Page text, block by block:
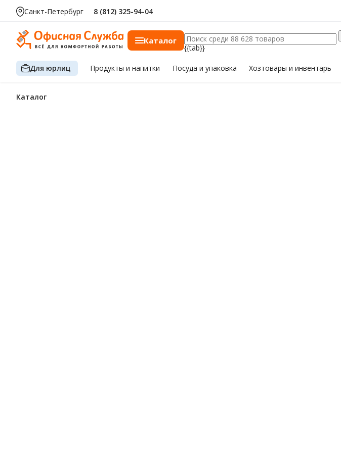
Санкт-Петербург 8 (812) 325-94-04
Каталог
{{tab}}
Для юрлиц Продуктыи напитки Посуда и упаковка Хозтоварыи инвентарь
Каталог